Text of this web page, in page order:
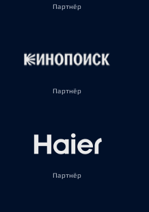
Партнёр
Партнёр
Партнёр